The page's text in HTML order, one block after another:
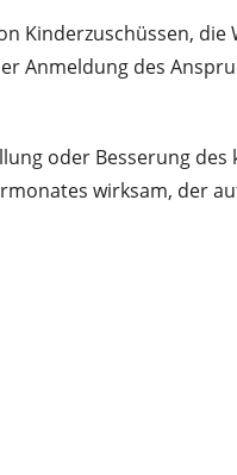
Kinderzuschüssen,
Anmeldung des
oder Besserung
wirksam, der